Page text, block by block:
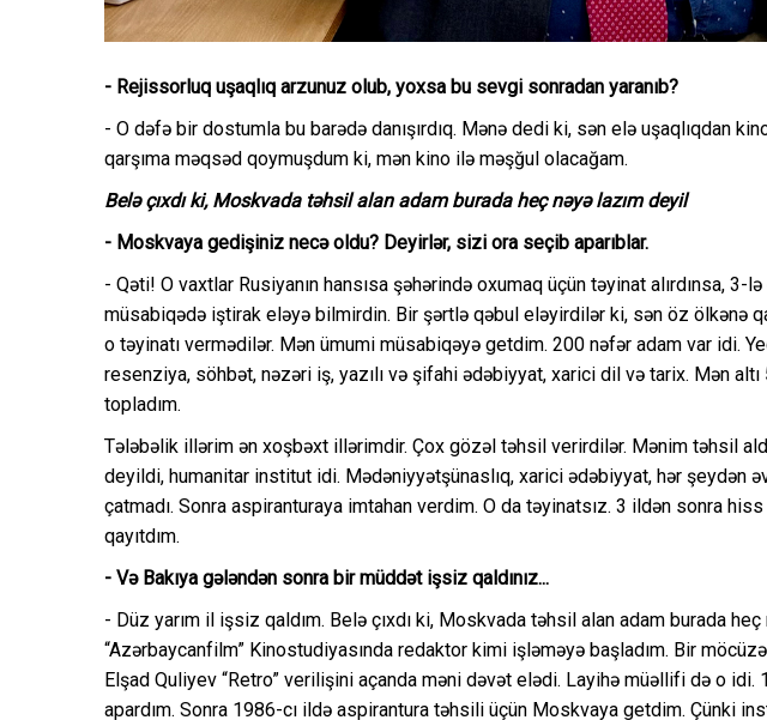
- Rejissorluq uşaqlıq arzunuz olub, yoxsa bu sevgi sonradan yaranıb?
- O dəfə bir dostumla bu barədə danışırdıq. Mənə dedi ki, sən elə uşaqlıqdan
qarşıma məqsəd qoymuşdum ki, mən kino ilə məşğul olacağam.
Belə çıxdı ki, Moskvada təhsil alan adam burada heç nəyə lazım deyil
- Moskvaya gedişiniz necə oldu? Deyirlər, sizi ora seçib aparıblar.
- Qəti! O vaxtlar Rusiyanın hansısa şəhərində oxumaq üçün təyinat alırdınsa, 3-
müsabiqədə iştirak eləyə bilmirdin. Bir şərtlə qəbul eləyirdilər ki, sən öz ölkənə
o təyinatı vermədilər. Mən ümumi müsabiqəyə getdim. 200 nəfər adam var idi.
resenziya, söhbət, nəzəri iş, yazılı və şifahi ədəbiyyat, xarici dil və tarix. Mən altı
topladım.
Tələbəlik illərim ən xoşbəxt illərimdir. Çox gözəl təhsil verirdilər. Mənim təhsil
deyildi, humanitar institut idi. Mədəniyyətşünaslıq, xarici ədəbiyyat, hər şeydən
çatmadı. Sonra aspiranturaya imtahan verdim. O da təyinatsız. 3 ildən sonra
qayıtdım.
- Və Bakıya gələndən sonra bir müddət işsiz qaldınız...
- Düz yarım il işsiz qaldım. Belə çıxdı ki, Moskvada təhsil alan adam burada
“Azərbaycanfilm” Kinostudiyasında redaktor kimi işləməyə başladım. Bir
Elşad Quliyev “Retro” verilişini açanda məni dəvət elədi. Layihə müəllifi də o
apardım. Sonra 1986-cı ildə aspirantura təhsili üçün Moskvaya getdim. Çünki